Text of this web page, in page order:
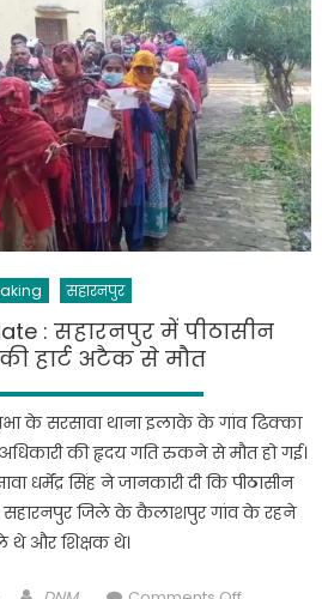
योगी
आदित्यनाथ,
बाढ़
पीड़ितों
को
बांटी
राशन
किट
सहारनपुर
: सहारनपुर में पीठासीन
हार्ट अटैक से मौत
के सरसावा थाना इलाके के गांव ढिक्का
की हृदय गति रुकने से मौत हो गई।
धर्मेंद्र सिंह ने जानकारी दी कि पीठासीन
सहारनपुर जिले के कैलाशपुर गांव के रहने
थे और शिक्षक थे।